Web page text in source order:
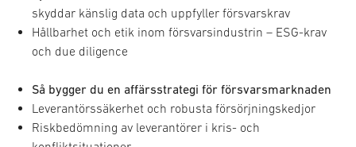
skyddar känslig data och uppfyller försvarskrav
Hållbarhet och etik inom försvarsindustrin – ESG-krav
och due diligence
Så bygger du en affärsstrategi för försvarsmarknaden
Leverantörssäkerhet och robusta försörjningskedjor
Riskbedömning av leverantörer i kris- och